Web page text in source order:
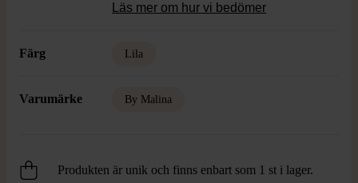
Läs mer om hur vi bedömer
Färg Lila
Varumärke By Malina
Produkten är unik och finns enbart som 1 st i lager.